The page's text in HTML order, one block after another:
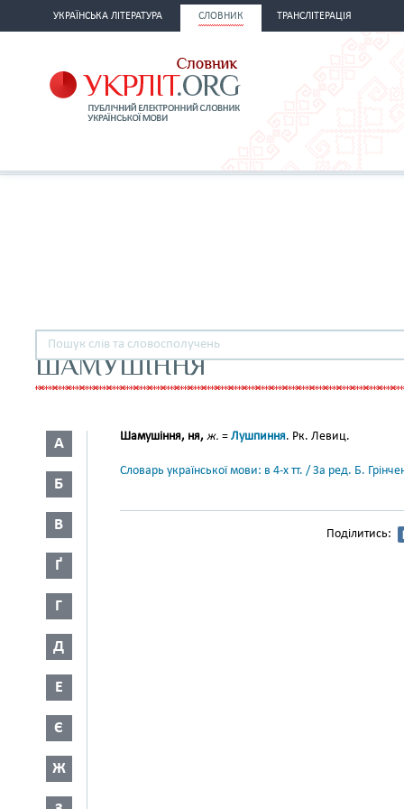
УКРАЇНСЬКА ЛІТЕРАТУРА СЛОВНИК ТРАНСЛІТЕРАЦІЯ
ШАМУШІННЯ
А
Б
В
Ґ
Г
Д
Е
Є
Ж
Шамушіння, ня, ж. = Лушпиння. Рк. Левиц.
Словарь української мови: в 4-х тт. / За ред. Б.
Поділитись: